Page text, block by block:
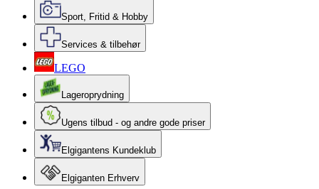
Sport, Fritid & Hobby
Services & tilbehør
LEGO
Lageroprydning
Ugens tilbud - og andre gode priser
Elgigantens Kundeklub
Elgiganten Erhverv